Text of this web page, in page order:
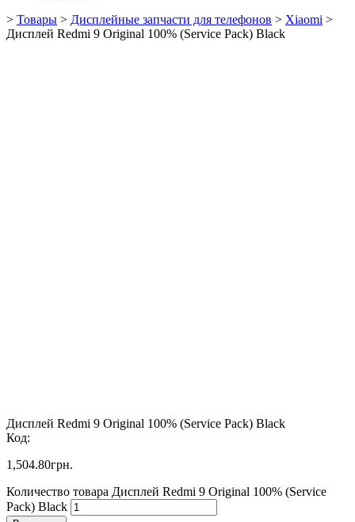
> Товары > Дисплейные запчасти для телефонов > Xiaomi >
Дисплей Redmi 9 Original 100% (Service Pack) Black
Дисплей Redmi 9 Original 100% (Service Pack) Black
Код:
1,504.80грн.
Количество товара Дисплей Redmi 9 Original 100% (Service
Pack) Black